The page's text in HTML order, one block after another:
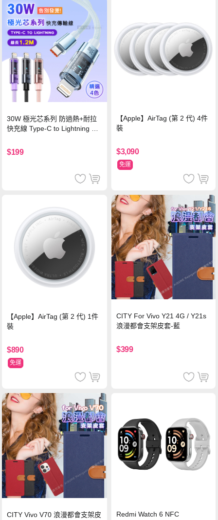
30W 極光芯系列 防過熱+耐拉
快充線 Type-C to Lightning 傳
$199
【Apple】AirTag (第 2 代) 4件
裝
$3,090
免運
【Apple】AirTag (第 2 代) 1件
裝
$890
免運
CITY For Vivo Y21 4G / Y21s
浪漫都會支架皮套-藍
$399
CITY Vivo V70 浪漫都會支架皮
Redmi Watch 6 NFC